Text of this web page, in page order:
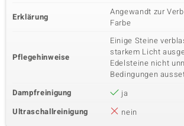
Erklärung
Angewandt zur
Farbe
Pflegehinweise
Einige Steine
starkem Licht
Edelsteine nicht
Bedingungen
Dampfreinigung
ja
Ultraschallreinigung
nein